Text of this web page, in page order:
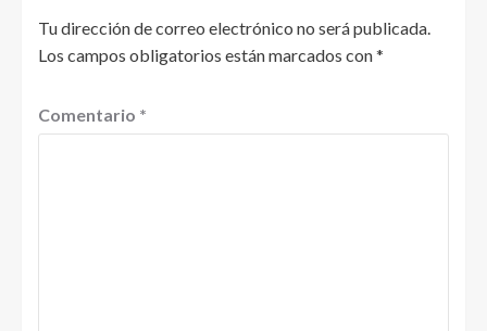
Tu dirección de correo electrónico no será publicada.
Los campos obligatorios están marcados con*
Comentario *